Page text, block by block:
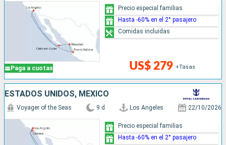
Paga a cuotas US$ 279 +Tasas
Precio especial familias
Hasta -60% en el 2° pasajero
Comidas incluidas
ESTADOS UNIDOS, MÉXICO
Voyager of the Seas 9 d Los Angeles 22/10/2026
Precio especial familias
Hasta -60% en el 2° pasajero